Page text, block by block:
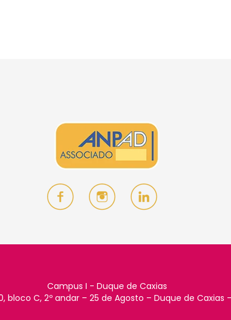
Campus I - Duque de Caxias
bloco C, 2º andar – 25 de Agosto – Duque de Caxias